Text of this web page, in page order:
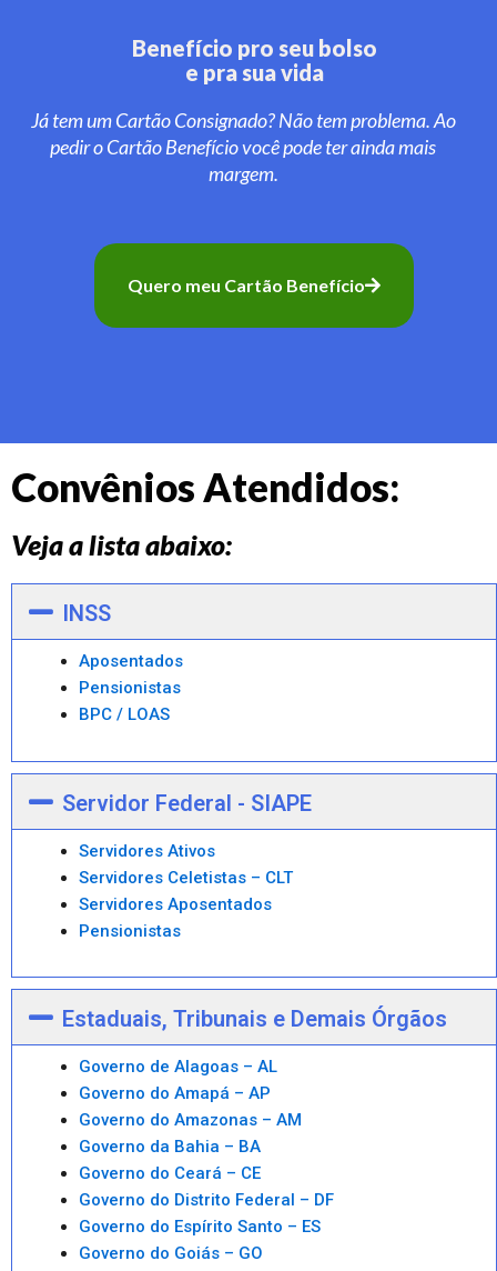
Benefício pro seu bolso
e pra sua vida
Já tem um Cartão Consignado? Não tem problema. Ao
pedir o Cartão Benefício você pode ter ainda mais
margem.
Quero meu Cartão Benefício
Convênios Atendidos:
Veja a lista abaixo:
INSS
Aposentados
Pensionistas
BPC / LOAS
Servidor Federal - SIAPE
Servidores Ativos
Servidores Celetistas – CLT
Servidores Aposentados
Pensionistas
Estaduais, Tribunais e Demais Órgãos
Governo de Alagoas – AL
Governo do Amapá – AP
Governo do Amazonas – AM
Governo da Bahia – BA
Governo do Ceará – CE
Governo do Distrito Federal – DF
Governo do Espírito Santo – ES
Governo do Goiás – GO